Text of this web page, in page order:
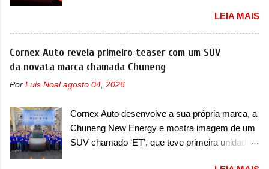
característico da Rezvani. Junto com as
imagens, a marca já confirmou que o Dune será
um carro muito exclusivo. Ao todo, serão
apenas sete unidades produzidas... para todo
equipado com um motor V10 Supercharger
capaz de desenvolver cerca de 800cv que
separou a performance exótica da aventura i...
imagem teaser de um novo utilitário esportivo
da marca italiana, previsto para ser lançado em
meados de 2027. O novo modelo não tem
nome ou se é uma nova geração de um modelo
existente, o que poderia acontecer. Sabe-se
apenas que o novo modelo em questão é um
foi confirmado durante a Mesa Redonda
Nacional da Indústria Automotiva, organizada
pelo Ministério dos Negócios e do Made in Italy
LEIA MAIS
Cornex Auto revela primeiro teaser com um SUV
da novata marca chamada Chuneng
Por Luis Noal agosto 04, 2026
Cornex Auto desenvolve a sua própria marca, a
Chuneng New Energy e mostra imagem de um
SUV chamado ‘ET’, que teve primeira unidade